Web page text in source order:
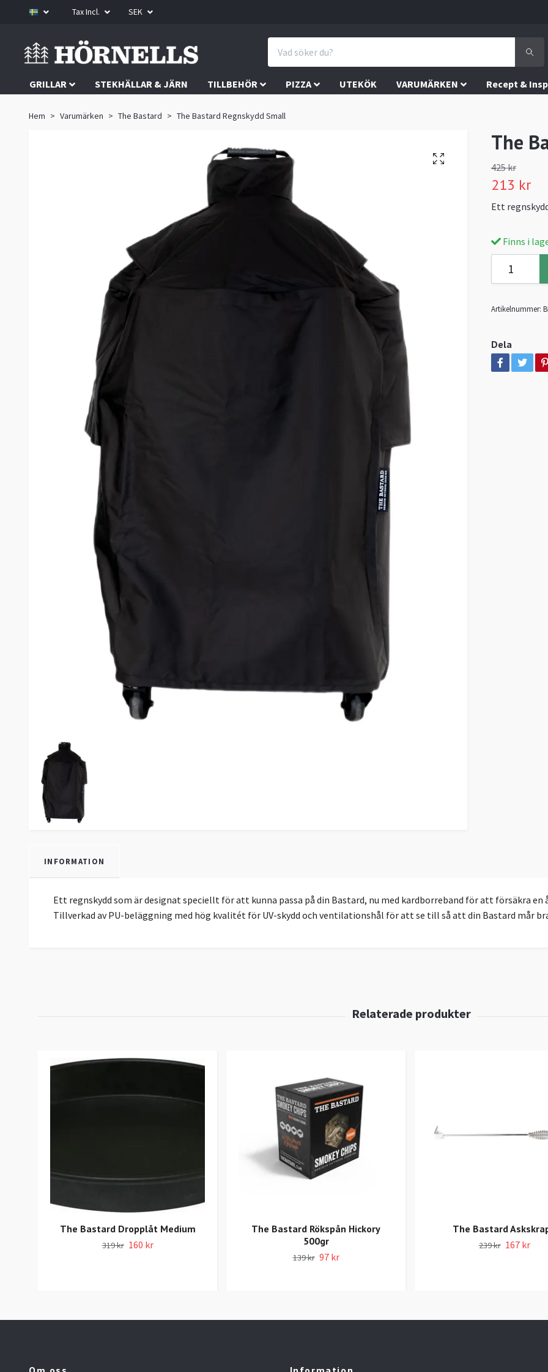
Tax Incl. SEK
GRILLAR
STEKHÄLLAR & JÄRN TILLBEHÖR PIZZA UTEKÖK VARUMÄRKEN Recept &
Hem Varumärken The Bastard The Bastard Regnskydd Small
The
425 kr
213 kr
Ett
Finns i
Artikelnummer:
Dela
INFORMATION
Ett regnskydd som är designat speciellt för att kunna passa på din Bastard, nu med kardborreband för att försäkra
Tillverkad av PU-beläggning med hög kvalitét för UV-skydd och ventilationshål för att se till så att din Bastard mår
The Bastard Dropplåt Medium
319 kr 160 kr
The Bastard Rökspån Hickory
500gr
139 kr 97 kr
The Bastard
239 kr 167 kr